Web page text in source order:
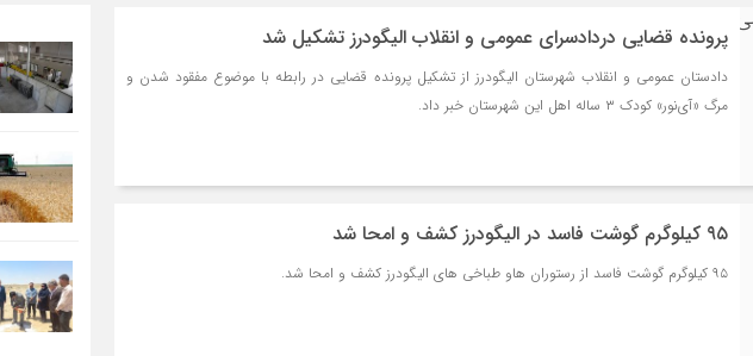
پرونده قضایی دردادسرای عمومی و انقلاب الیگودرز تشکیل شد
دادستان عمومی و انقلاب شهرستان الیگودرز از تشکیل پرونده قضایی در رابطه با موضوع مفقود شدن و
مرگ «آی‌نور» کودک ۳ ساله اهل این شهرستان خبر داد.
۹۵ کیلو‌گرم گوشت فاسد در الیگودرز کشف و امحا شد‌
۹۵ کیلو‌گرم گوشت فاسد از رستوران هاو طباخی های الیگودرز کشف و امحا شد‌.